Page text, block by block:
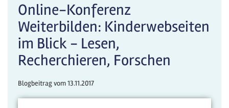
Online-Konferenz
Weiterbilden: Kinderwebseiten
im Blick - Lesen,
Recherchieren, Forschen
Blogbeitrag vom13.11.2017